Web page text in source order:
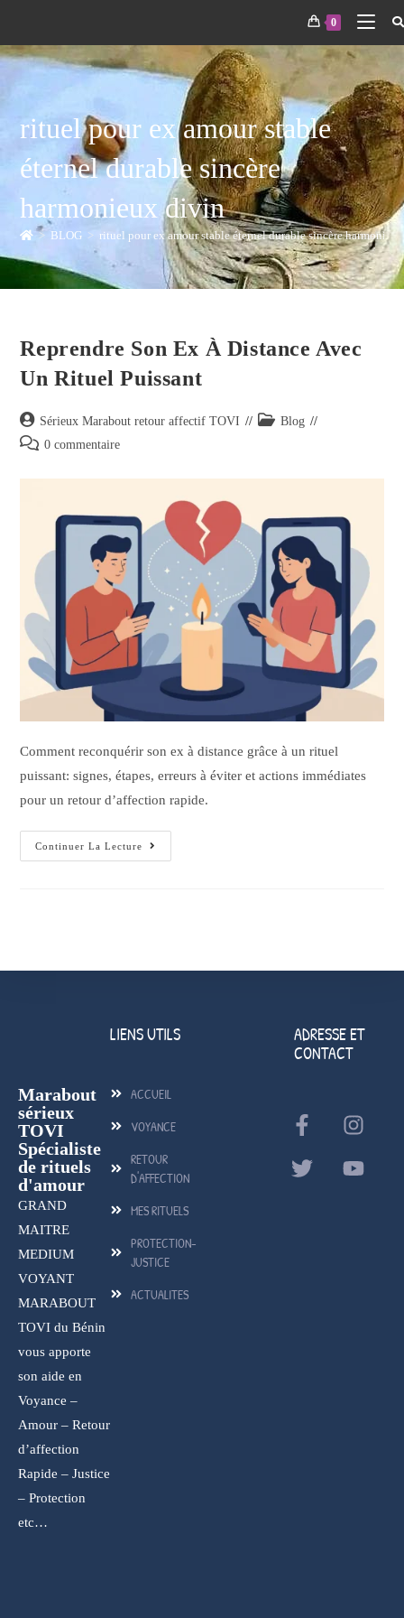
0
rituel pour ex amour stable
éternel durable sincère
harmonieux divin
> BLOG > rituel pour ex amour stable éternel durable sincère
Reprendre Son Ex À Distance Avec
Un Rituel Puissant
Sérieux Marabout retour affectif TOVI
Blog
0 commentaire
Comment reconquérir son ex à distance grâce à un rituel
puissant: signes, étapes, erreurs à éviter et actions immédiates
pour un retour d’affection rapide.
Continuer La Lecture
Marabout
sérieux
TOVI
Spécialiste
de rituels
d'amour
GRAND
MAITRE
MEDIUM
VOYANT
MARABOUT
TOVI du Bénin
vous apporte
son aide en
Voyance –
Amour – Retour
d’affection
Rapide – Justice
– Protection
etc…
LIENS UTILS
ACCUEIL
VOYANCE
RETOUR
D'AFFECTION
MES RITUELS
PROTECTION-
JUSTICE
ACTUALITES
ADRESSE ET
CONTACT